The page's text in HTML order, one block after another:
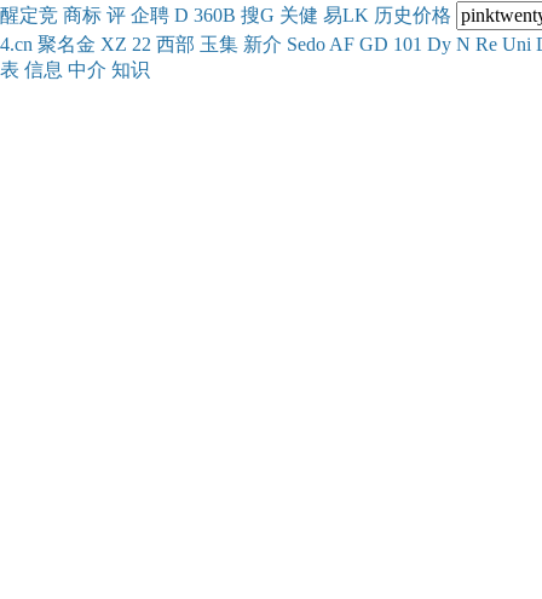
醒定竞 商标 评 企聘 D 360B 搜G 关健 易LK 历史价格
4.cn 聚名金 XZ 22 西部 玉集 新介 Sedo AF GD 101 Dy N Re Uni
表 信息 中介 知识